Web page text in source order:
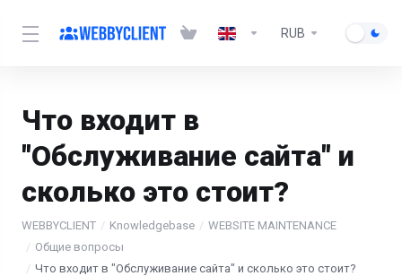
RUB
Что входит в
"Обслуживание сайта" и
сколько это стоит?
WEBBYCLIENT Knowledgebase
WEBSITE MAINTENANCE
Общие вопросы
Что входит в "Обслуживание сайта" и сколько это стоит?